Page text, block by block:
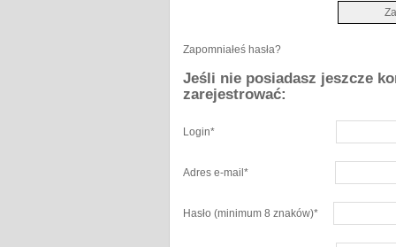
Zapomniałeś hasła?
Jeśli nie posiadasz jeszcze
zarejestrować:
Login*
Adres e-mail *
Hasło (minimum 8 znaków)*